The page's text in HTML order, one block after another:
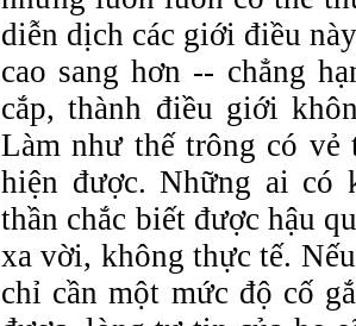
diễn dịch các giới điều
cao sang hơn -- chẳng
cắp, thành điều giới
Làm như thế trông có vẻ
hiện được. Những ai có
thần chắc biết được hậu
xa vời, không thực tế.
chỉ cần một mức độ cố